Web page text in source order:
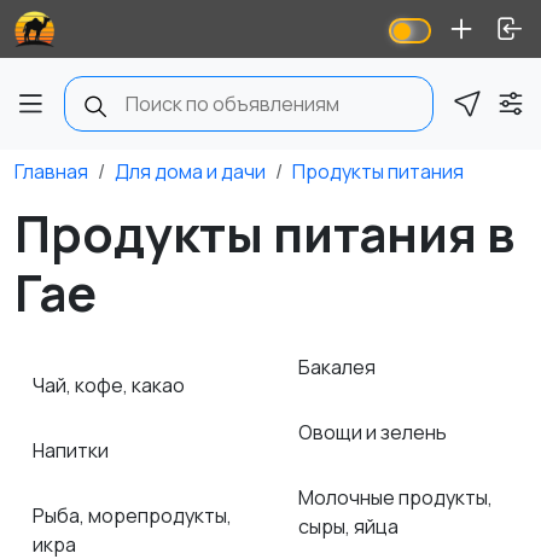
Главная Для дома и дачи Продукты питания
Продукты питания в
Гае
Чай, кофе, какао
Напитки
Рыба, морепродукты,
икра
Бакалея
Овощи и зелень
Молочные продукты,
сыры, яйца